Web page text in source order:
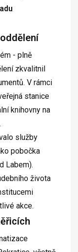
- plně
zkvalitnil
V rámci
stanice
knihovny na
služby
pobočka
Labem).
života
akce.